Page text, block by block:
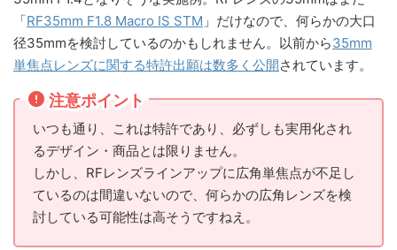
「RF35mm F1.8 Macro IS STM 」だけなので、何らかの大口
径35mmを検討しているのかもしれません。以前から35mm
単焦点レンズに関する特許出願は数多く公開されています。
注意ポイント
いつも通り、これは特許であり、必ずしも実用化され
るデザイン・商品とは限りません。
しかし、RFレンズラインアップに広角単焦点が不足し
ているのは間違いないので、何らかの広角レンズを検
討している可能性は高そうですねえ。